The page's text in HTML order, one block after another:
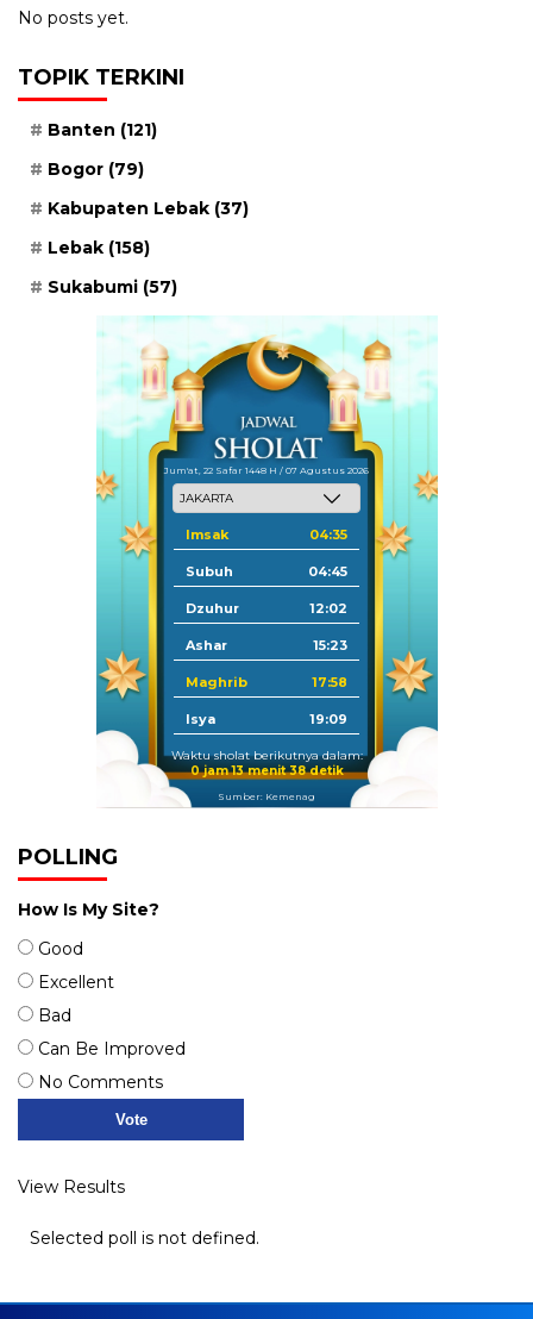
No posts yet.
TOPIK TERKINI
Banten (121)
Bogor (79)
Kabupaten Lebak (37)
Lebak (158)
Sukabumi (57)
Jum'at, 22 Safar 1448 H / 07 Agustus 2026
Imsak 04:35
Subuh 04:45
Dzuhur 12:02
Ashar 15:23
Maghrib 17:58
Isya 19:09
Waktu sholat berikutnya dalam:
0 jam 13 menit 37 detik
Sumber: Kemenag
POLLING
How Is My Site?
Good
Excellent
Bad
Can Be Improved
No Comments
View Results
Selected poll is not defined.